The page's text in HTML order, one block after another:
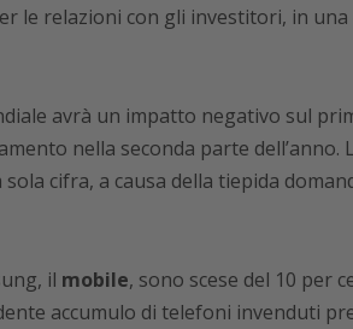
le relazioni con gli investitori, in
avrà un impatto negativo sul
nella seconda parte dell’anno.
cifra, a causa della tiepida
il mobile, sono scese del 10 per
accumulo di telefoni invenduti